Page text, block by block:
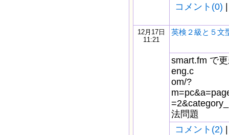
コメント(0)
12月17日
11:21
英検２級と５文
smart.fm で
eng.c
om/?
法問題
コメント(2)